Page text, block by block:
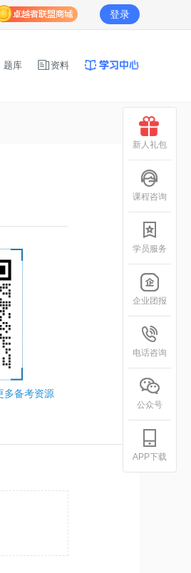
登录
题库 资料
多备考资源
新人礼包
课程咨询
学员服务
企业团报
电话咨询
公众号
APP下载